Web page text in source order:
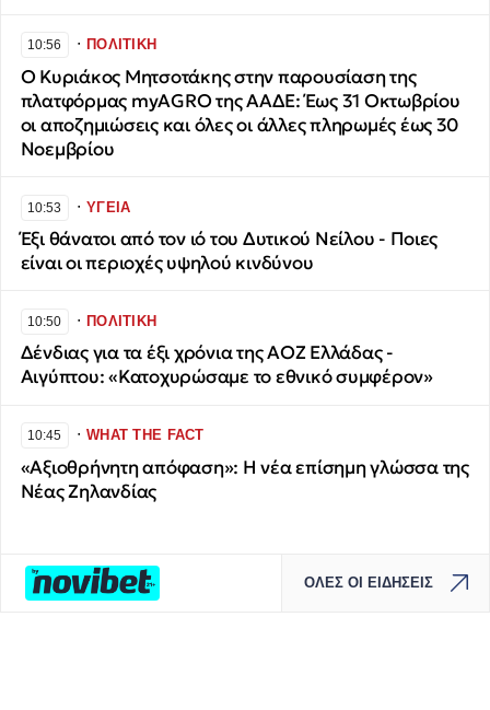
10:56 ∙ΠΟΛΙΤΙΚΗ
Ο Κυριάκος Μητσοτάκης στην παρουσίαση της
πλατφόρμας myAGRO της ΑΑΔΕ: Έως 31 Οκτωβρίου
οι αποζημιώσεις και όλες οι άλλες πληρωμές έως 30
Νοεμβρίου
10:53 ∙ΥΓΕΙΑ
Έξι θάνατοι από τον ιό του Δυτικού Νείλου - Ποιες
είναι οι περιοχές υψηλού κινδύνου
10:50 ∙ΠΟΛΙΤΙΚΗ
Δένδιας για τα έξι χρόνια της ΑΟΖ Ελλάδας -
Αιγύπτου: «Κατοχυρώσαμε το εθνικό συμφέρον»
10:45 ∙WHAT THE FACT
«Αξιοθρήνητη απόφαση»: Η νέα επίσημη γλώσσα της
Νέας Ζηλανδίας
ΟΛΕΣ ΟΙ ΕΙΔΗΣΕΙΣ